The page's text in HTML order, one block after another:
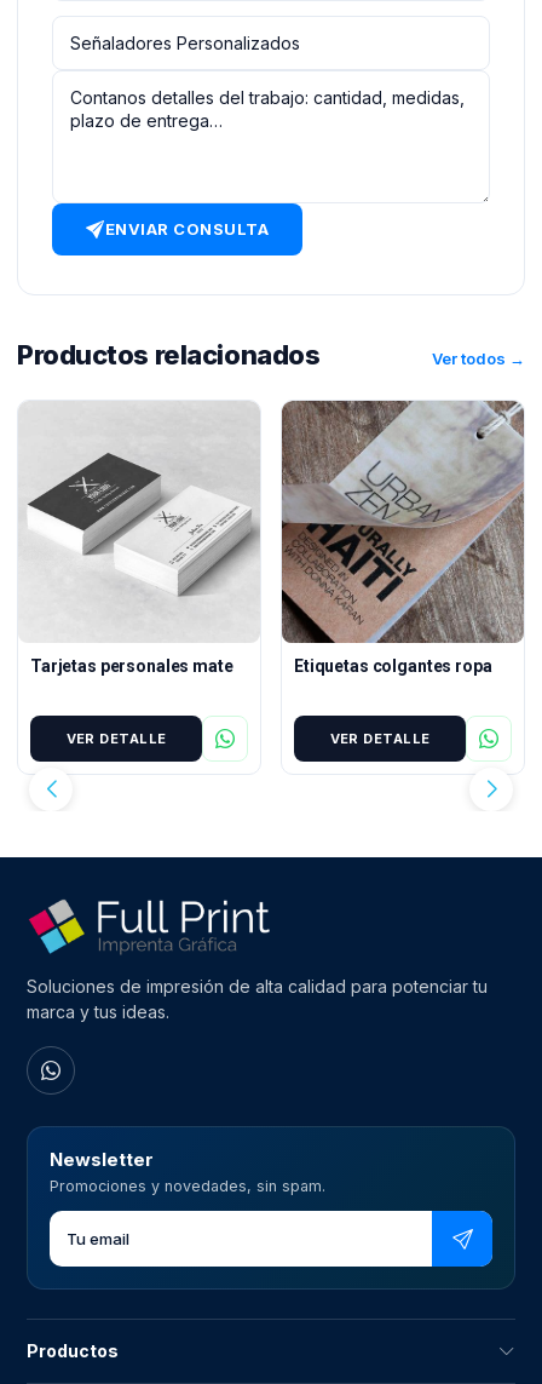
ENVIAR CONSULTA
Productos relacionados Ver todos →
Tarjetas personales mate
VER DETALLE
Etiquetas colgantes ropa
VER DETALLE
Soluciones de impresión de alta calidad para potenciar tu
marca y tus ideas.
Newsletter
Promociones y novedades, sin spam.
Productos